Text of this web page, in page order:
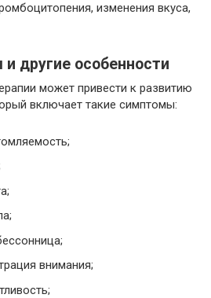
изменения вкуса,
другие особенности
может привести к развитию
включает такие симптомы:
внимания;